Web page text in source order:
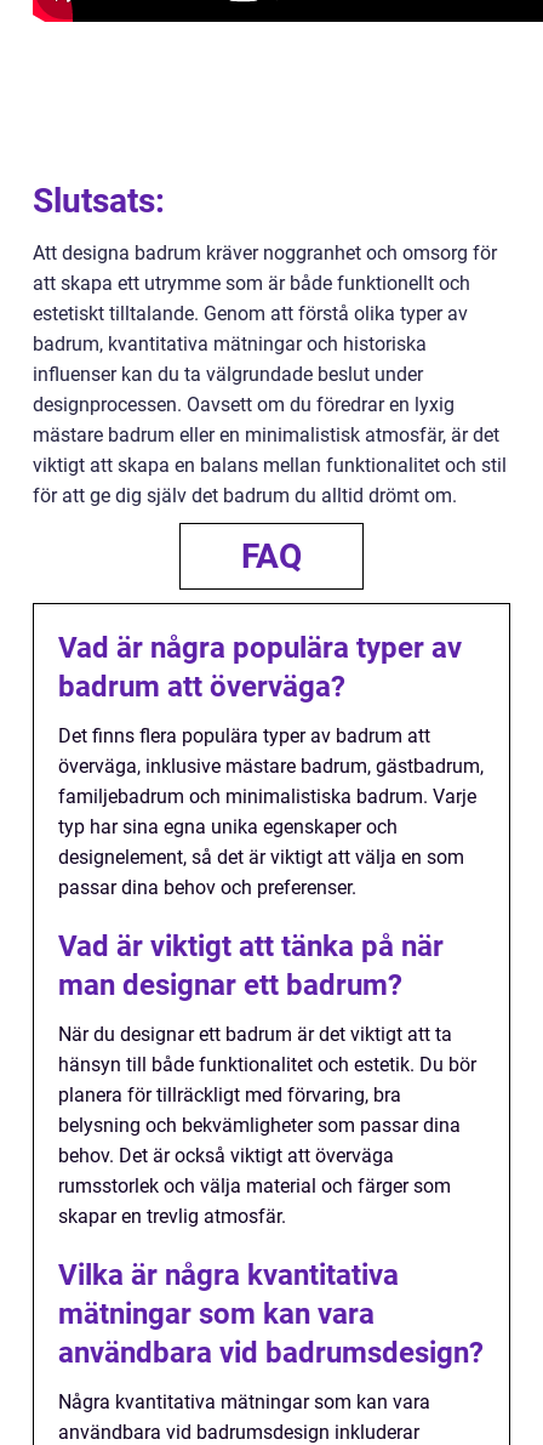
Slutsats:
Att designa badrum kräver noggranhet och omsorg för
att skapa ett utrymme som är både funktionellt och
estetiskt tilltalande. Genom att förstå olika typer av
badrum, kvantitativa mätningar och historiska
influenser kan du ta välgrundade beslut under
designprocessen. Oavsett om du föredrar en lyxig
mästare badrum eller en minimalistisk atmosfär, är det
viktigt att skapa en balans mellan funktionalitet och stil
för att ge dig själv det badrum du alltid drömt om.
FAQ
Vad är några populära typer av
badrum att överväga?
Det finns flera populära typer av badrum att
överväga, inklusive mästare badrum, gästbadrum,
familjebadrum och minimalistiska badrum. Varje
typ har sina egna unika egenskaper och
designelement, så det är viktigt att välja en som
passar dina behov och preferenser.
Vad är viktigt att tänka på när
man designar ett badrum?
När du designar ett badrum är det viktigt att ta
hänsyn till både funktionalitet och estetik. Du bör
planera för tillräckligt med förvaring, bra
belysning och bekvämligheter som passar dina
behov. Det är också viktigt att överväga
rumsstorlek och välja material och färger som
skapar en trevlig atmosfär.
Vilka är några kvantitativa
mätningar som kan vara
användbara vid badrumsdesign?
Några kvantitativa mätningar som kan vara
användbara vid badrumsdesign inkluderar